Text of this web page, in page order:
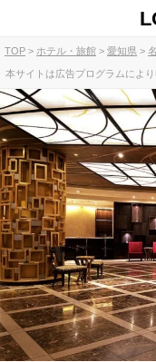
TOP ホテル・旅館 愛知県
本サイトは広告プログラムによ